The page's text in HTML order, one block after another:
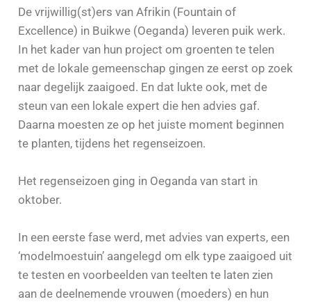
De vrijwillig(st)ers van Afrikin (Fountain of
Excellence) in Buikwe (Oeganda) leveren puik werk.
In het kader van hun project om groenten te telen
met de lokale gemeenschap gingen ze eerst op zoek
naar degelijk zaaigoed. En dat lukte ook, met de
steun van een lokale expert die hen advies gaf.
Daarna moesten ze op het juiste moment beginnen
te planten, tijdens het regenseizoen.
Het regenseizoen ging in Oeganda van start in
oktober.
In een eerste fase werd, met advies van experts, een
‘modelmoestuin’ aangelegd om elk type zaaigoed uit
te testen en voorbeelden van teelten te laten zien
aan de deelnemende vrouwen (moeders) en hun